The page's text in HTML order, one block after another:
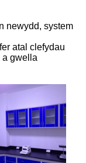
newydd, system
atal clefydau
a gwella